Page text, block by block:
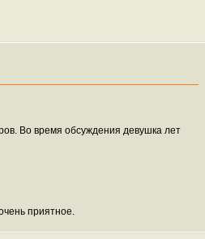
Во время обсуждения девушка лет
приятное.